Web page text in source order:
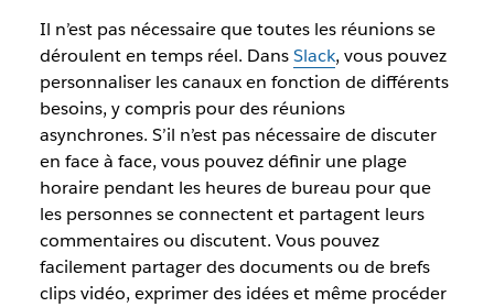
Il n’est pas nécessaire que toutes les réunions se
déroulent en temps réel. DansSlack, vous pouvez
personnaliser les canaux en fonction de différents
besoins, y compris pour des réunions
asynchrones. S’il n’est pas nécessaire de discuter
en face à face, vous pouvez définir une plage
horaire pendant les heures de bureau pour que
les personnes se connectent et partagent leurs
commentaires ou discutent. Vous pouvez
facilement partager des documents ou de brefs
clips vidéo, exprimer des idées et même procéder